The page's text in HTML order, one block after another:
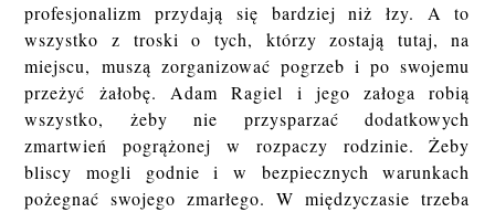
profesjonalizm przydają się bardziej niż łzy. A to
wszystko z troski o tych, którzy zostają tutaj, na
miejscu, muszą zorganizować pogrzeb i po swojemu
przeżyć żałobę. Adam Ragiel i jego załoga robią
wszystko, żeby nie przysparzać dodatkowych
zmartwień pogrążonej w rozpaczy rodzinie. Żeby
bliscy mogli godnie i w bezpiecznych warunkach
pożegnać swojego zmarłego. W międzyczasie trzeba